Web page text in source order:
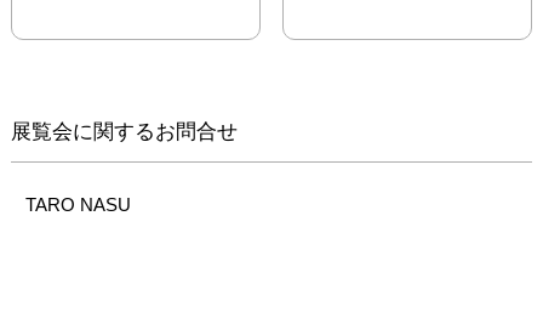
現実を作り出すという行
展示室には山の写真が並
ぶ。自然の雄大さを力む
ことなく表現したかのよ
展覧会に関するお問合せ
TARO NASU